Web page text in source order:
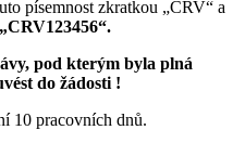
písemnost zkratkou „CRV“ a
„CRV123456“.
pod kterým byla plná
do žádosti !
10 pracovních dnů.